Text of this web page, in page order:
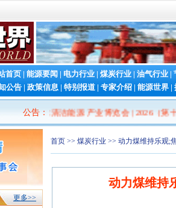
首页 | 能源要闻 | 电力行业 | 煤炭行业 | 油气行业 |
公告 | 政策信息 | 特别报道 | 专家介绍 | 能源世界 |
公告 ：
2026山东清洁能源 产业博览会|2026（第十
更多>>
首页 >> 煤炭行业 >> 动力煤维持乐观;
动力煤维持